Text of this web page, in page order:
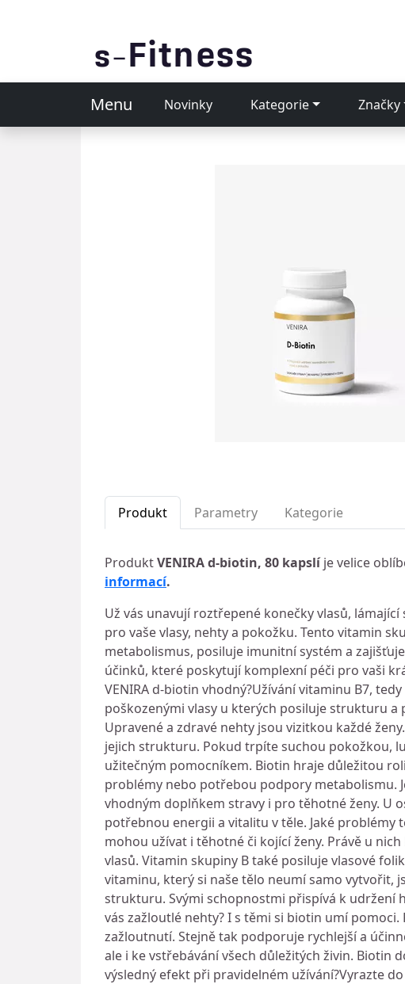
Menu Novinky Kategorie Značky
Produkt Parametry Kategorie
ProduktVENIRA d-biotin, 80 kapslíje velice
informací.
Už vás unavují roztřepené konečky vlasů,
pro vaše vlasy, nehty a pokožku. Tento vitamin
metabolismus, posiluje imunitní systém a
účinků, které poskytují komplexní péči pro vaši
VENIRA d-biotin vhodný?Užívání vitaminu B7,
poškozenými vlasy u kterých posiluje strukturu a
Upravené a zdravé nehty jsou vizitkou každé
jejich strukturu. Pokud trpíte suchou pokožkou,
užitečným pomocníkem. Biotin hraje důležitou
problémy nebo potřebou podpory metabolismu.
vhodným doplňkem stravy i pro těhotné ženy. U
potřebnou energii a vitalitu v těle. Jaké
mohou užívat i těhotné či kojící ženy. Právě u
vlasů. Vitamin skupiny B také posiluje vlasové
vitaminu, který si naše tělo neumí samo vytvořit,
strukturu. Svými schopnostmi přispívá k udržení
vás zažloutlé nehty? I s těmi si biotin umí
zažloutnutí. Stejně tak podporuje rychlejší a
ale i ke vstřebávání všech důležitých živin. Biotin
výsledný efekt při pravidelném užívání?Vyrazte